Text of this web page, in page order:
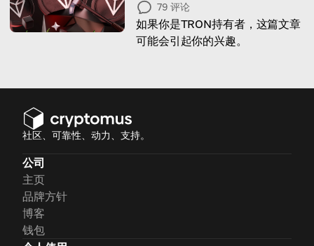
79 评论
如果你是TRON持有者，这篇文章
可能会引起你的兴趣。
社区、可靠性、动力、支持。
公司
主页
品牌方针
博客
钱包